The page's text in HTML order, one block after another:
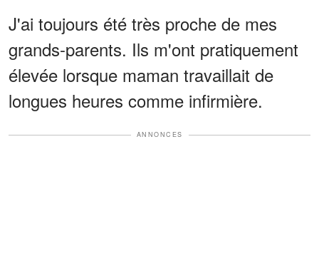
J'ai toujours été très proche de mes
grands-parents. Ils m'ont pratiquement
élevée lorsque maman travaillait de
longues heures comme infirmière.
ANNONCES